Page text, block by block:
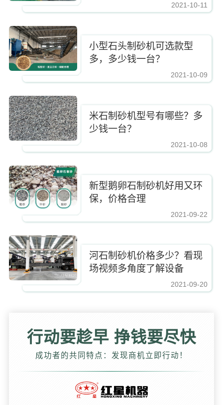
https://www.zhishaji.cn/Upload/Editor/image/ 2021-10-11
https://www.zhishaji.cn/Upload/Editor/image/
小型石头制砂机可选款型
多，多少钱一台？
2021-10-09
https://www.zhishaji.cn/Upload/Editor/image/
米石制砂机型号有哪些？多
少钱一台？
2021-10-08
https://www.zhishaji.cn/Upload/Editor/image/
新型鹅卵石制砂机好用又环
保，价格合理
2021-09-22
https://www.zhishaji.cn/Upload/Editor/image/
河石制砂机价格多少？看现
场视频多角度了解设备
2021-09-20
行动要趁早 挣钱要尽快
成功者的共同特点：发现商机立即行动！